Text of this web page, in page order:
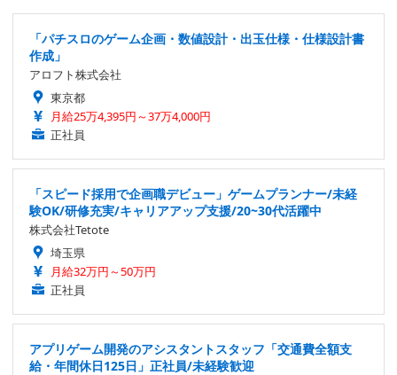
「パチスロのゲーム企画・数値設計・出玉仕様・仕様設計書
作成」
アロフト株式会社
東京都
月給25万4,395円～37万4,000円
正社員
「スピード採用で企画職デビュー」ゲームプランナー/未経
験OK/研修充実/キャリアアップ支援/20~30代活躍中
株式会社Tetote
埼玉県
月給32万円～50万円
正社員
アプリゲーム開発のアシスタントスタッフ「交通費全額支
給・年間休日125日」正社員/未経験歓迎